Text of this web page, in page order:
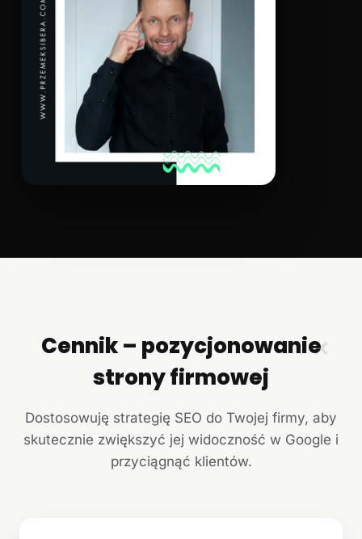
✕
Cennik – pozycjonowanie
strony firmowej
Dostosowuję strategię SEO do Twojej firmy, aby
skutecznie zwiększyć jej widoczność w Google i
przyciągnąć klientów.